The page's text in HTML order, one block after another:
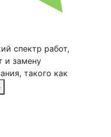
спектр работ,
и замену
такого как